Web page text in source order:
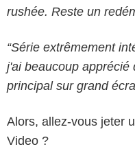
rushée. Reste un
“Série extrêmement
j'ai beaucoup apprécié
principal sur grand
Alors, allez-vous jeter
Video ?